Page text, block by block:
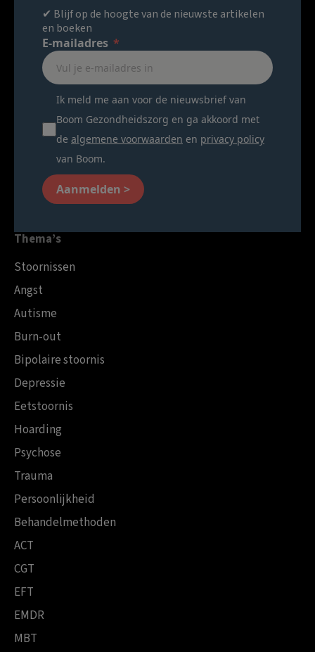
✔ Blijf op de hoogte van de nieuwste artikelen
en boeken
E-mailadres
Ik meld me aan voor de nieuwsbrief van
Boom Gezondheidszorg en ga akkoord met
de algemene voorwaarden en privacy policy
van Boom.
Aanmelden >
Thema’s
Stoornissen
Angst
Autisme
Burn-out
Bipolaire stoornis
Depressie
Eetstoornis
Hoarding
Psychose
Trauma
Persoonlijkheid
Behandelmethoden
ACT
CGT
EFT
EMDR
MBT